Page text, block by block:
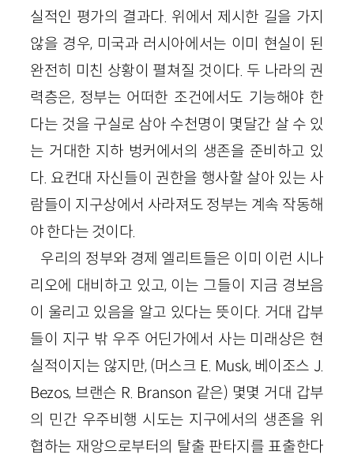
실적인 평가의 결과다. 위에서 제시한 길을 가지
않을 경우, 미국과 러시아에서는 이미 현실이 된
완전히 미친 상황이 펼쳐질 것이다. 두 나라의 권
력층은, 정부는 어떠한 조건에서도 기능해야 한
다는 것을 구실로 삼아 수천명이 몇달간 살 수 있
는 거대한 지하 벙커에서의 생존을 준비하고 있
다. 요컨대 자신들이 권한을 행사할 살아 있는 사
람들이 지구상에서 사라져도 정부는 계속 작동해
야 한다는 것이다.
우리의 정부와 경제 엘리트들은 이미 이런 시나
리오에 대비하고 있고, 이는 그들이 지금 경보음
이 울리고 있음을 알고 있다는 뜻이다. 거대 갑부
들이 지구 밖 우주 어딘가에서 사는 미래상은 현
실적이지는 않지만, (머스크 E. Musk, 베이조스 J.
Bezos, 브랜슨 R. Branson 같은) 몇몇 거대 갑부
의 민간 우주비행 시도는 지구에서의 생존을 위
협하는 재앙으로부터의 탈출 판타지를 표출한다